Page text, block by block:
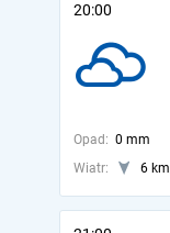
20:00
Opad: 0 mm
Wiatr:
6